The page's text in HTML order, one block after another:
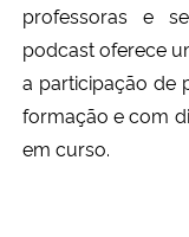
Secretaria-Geral
professoras e
podcast oferece
a participação de
formação e com
em curso.